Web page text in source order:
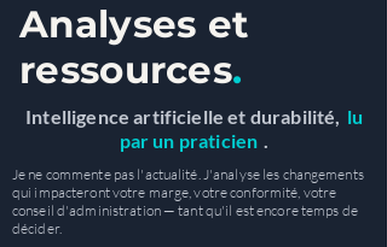
Analyses et
ressources.
Intelligence artificielle et durabilité, lu
par un praticien .
Je ne commente pas l'actualité. J'analyse les changements
qui impacteront votre marge, votre conformité, votre
conseil d'administration — tant qu'il est encore temps de
décider.